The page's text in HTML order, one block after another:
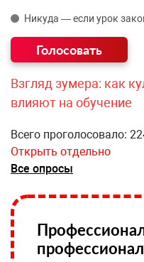
Никуда — если урок
Взгляд зумера: как
влияют на обучение
Всего проголосовало:
Открыть отдельно
Все опросы